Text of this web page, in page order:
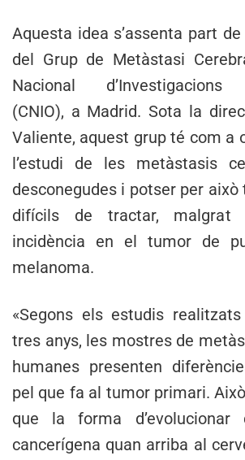
Aquesta idea s’assenta part
del Grup de Metàstasi
Nacional d’Investigacions
(CNIO), a Madrid. Sota la
Valiente, aquest grup té com a
l’estudi de les metàstasis
desconegudes i potser per
difícils de tractar,
incidència en el tumor de
melanoma.
«Segons els estudis
tres anys, les mostres de
humanes presenten
pel que fa al tumor primari.
que la forma d’evolucionar
cancerígena quan arriba al